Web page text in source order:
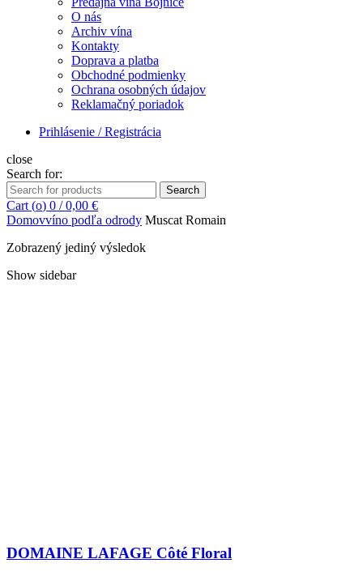
O nás
Archiv vína
Kontakty
Doprava a platba
Obchodné podmienky
Ochrana osobných údajov
Reklamačný poriadok
Prihlásenie / Registrácia
close
Search for:
Search
Cart (o) 0 / 0,00 €
Domovvíno podľa odrody Muscat Romain
Zobrazený jediný výsledok
Show sidebar
DOMAINE LAFAGE Côté Floral